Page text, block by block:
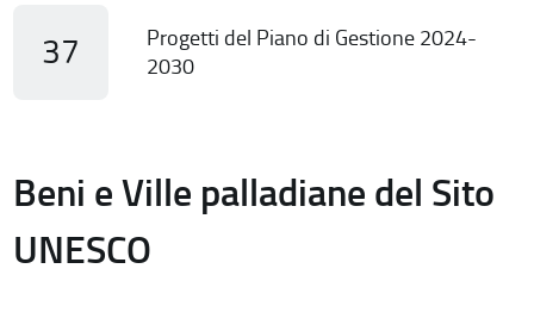
37
Progetti del Piano di Gestione 2024-
2030
Beni e Ville palladiane del Sito
UNESCO